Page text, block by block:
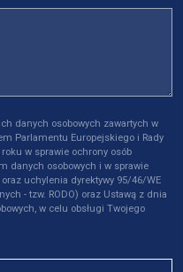
danych osobowych zawartych w
Parlamentu Europejskiego i Rady
w sprawie ochrony osób
danych osobowych i w sprawie
uchylenia dyrektywy 95/46/WE
- tzw. RODO) oraz Ustawą z dnia
w celu obsługi Twojego